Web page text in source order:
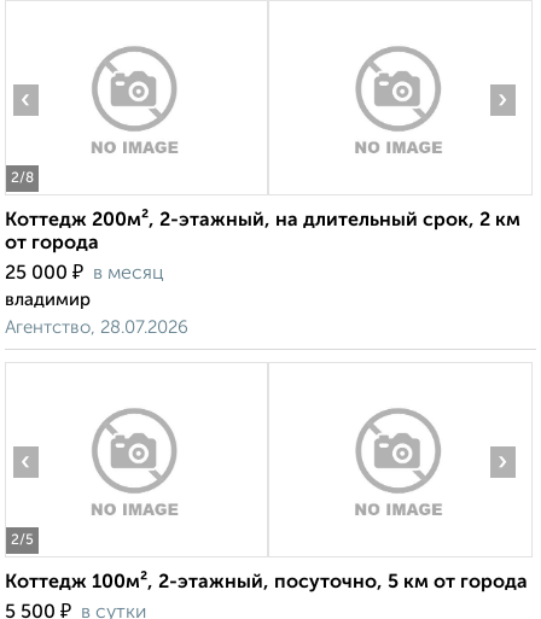
2/8
‹ ›
Коттедж 200м², 2-этажный, на длительный срок, 2 км
от города
25 000 ₽ в месяц
владимир
Агентство, 28.07.2026
2/5
‹ ›
Коттедж 100м², 2-этажный, посуточно, 5 км от города
5 500 ₽ в сутки